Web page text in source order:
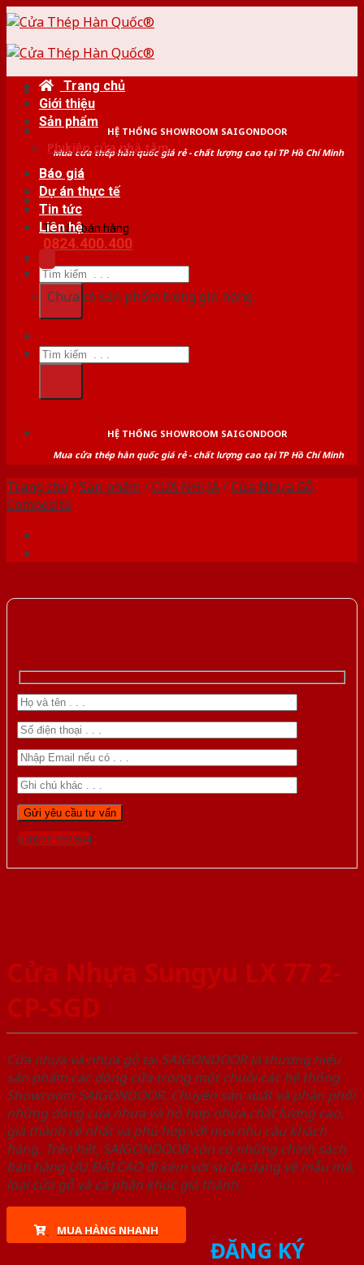
Skip
content
HỆ THỐNG SHOWROOM SAIGONDOOR
Mua cửa thép hàn quốc giá rẻ - chất lượng cao tại TP Hồ Chí Minh
Tư vấn bán hàng
0824.400.400
Tìm
kiếm:
Trang chủ
Giới thiệu
Sản phẩm
Phụ kiện cửa nhà tắm
Báo giá
Dự án thực tế
Tin tức
Liên hệ
Chưa có sản phẩm trong giỏ hàng.
Tìm
kiếm:
HỆ THỐNG SHOWROOM SAIGONDOOR
Mua cửa thép hàn quốc giá rẻ - chất lượng cao tại TP Hồ Chí Minh
Trang chủ /Sản phẩm /CỬA NHỰA/Cửa Nhựa Gỗ
Composite
Gọi 0976.169.864
Cửa Nhựa Sungyu LX 77 2-
CP-SGD
Cửa nhựa và nhựa gỗ tại SAIGONDOOR là thương hiệu
sản phẩm các dòng cửa trong một chuỗi các hệ thống
Showroom SAIGONDOOR. Chuyên sản xuất và phân phối
những dòng cửa nhựa và hỗ hợp nhựa chất lượng cao,
giá thành rẻ nhất và phù hợp với mọi nhu cầu khách
hàng. Trên hết, SAIGONDOOR còn có những chính sách
bán hàng ƯU ĐÃI CAO đi kèm với sự đa dạng về mẫu mã,
loại cửa gỗ và cả phân khúc giá thành.
MUA HÀNG NHANH
ĐĂNG KÝ